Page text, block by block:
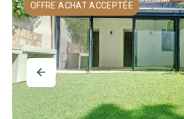
AIXTY & VOUS
Nos Agences
Nos Équipes
Nos Tarifs
Nos Biens Vendus
OFFRE ACHAT ACCEPTÉE